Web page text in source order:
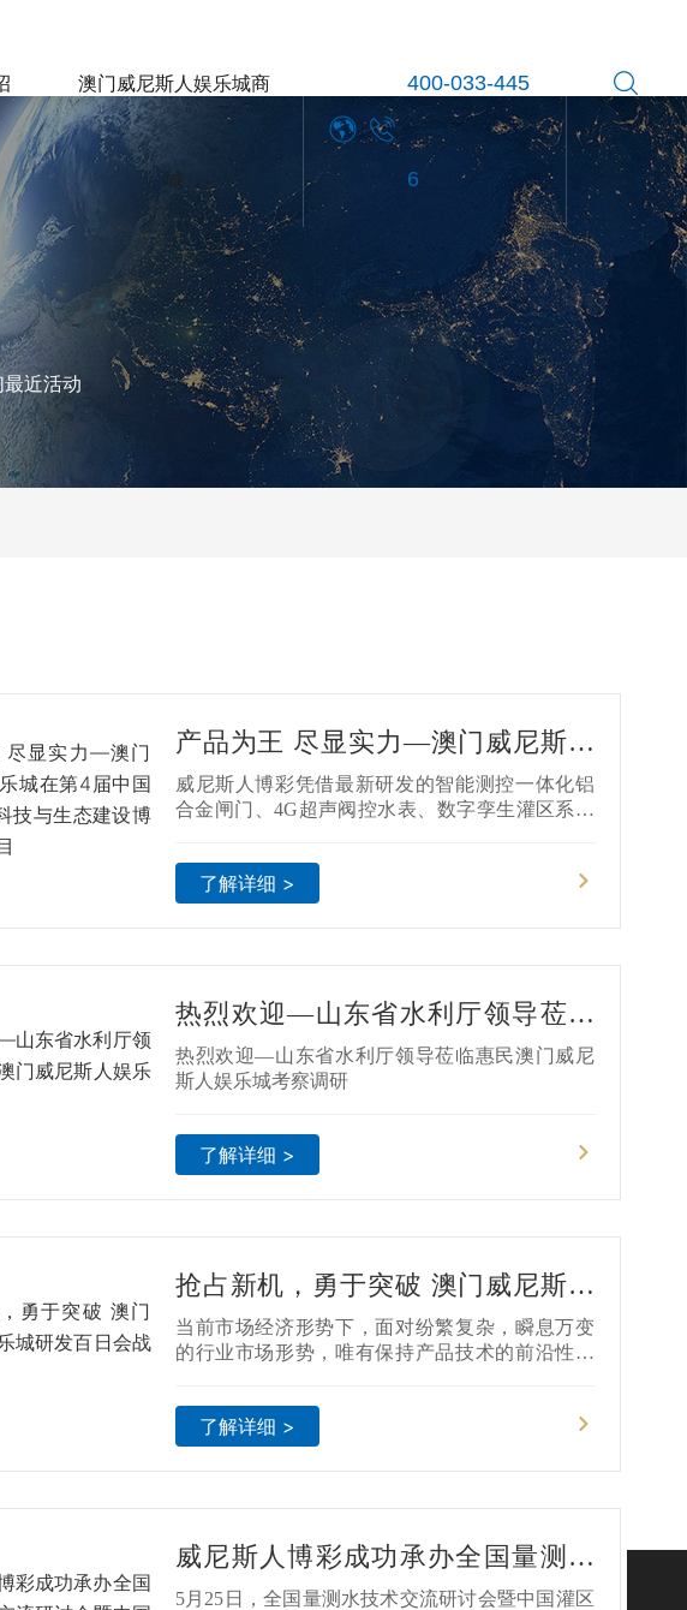
澳门威尼斯人娱乐城商
城
400-033-445
6
近活动
产品为王 尽显实力—澳门威尼斯人
娱乐城在第4届中国(山东)水利科技
与生态建设博览会备受瞩目
威尼斯人博彩凭借最新研发的智能测控一体化铝
合金闸门、4G超声阀控水表、数字孪生灌区系统
体的高度关注，成为本届展会最耀眼的明星
了解详细 >
热烈欢迎—山东省水利厅领导莅临
惠民澳门威尼斯人娱乐城考察调研
热烈欢迎—山东省水利厅领导莅临惠民澳门威尼
斯人娱乐城考察调研
了解详细 >
抢占新机，勇于突破 澳门威尼斯人
娱乐城研发百日会战 —"天工行
动"顺利启动
当前市场经济形势下，面对纷繁复杂，瞬息万变
的行业市场形势，唯有保持产品技术的前沿性，
出。澳门威尼斯人娱乐城坚持创新发展，主动因
时因势而变，由研发系统率先启动百日研发会战
—"天工行动"。
了解详细 >
威尼斯人博彩成功承办全国量测水
技术交流研讨会暨中国灌区协会量
5月25日，全国量测水技术交流研讨会暨中国灌区